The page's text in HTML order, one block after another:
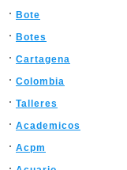
Bote
Botes
Cartagena
Colombia
Talleres
Academicos
Acpm